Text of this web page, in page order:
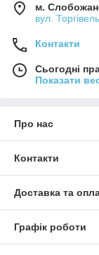
м.
вул.
Контакти
Сьогодні
Показати
Про нас
Контакти
Доставка та
Графік роботи